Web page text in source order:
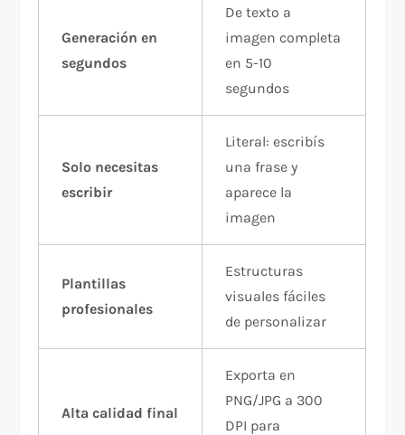
Generación en
segundos
De texto a
imagen completa
en 5-10
segundos
Solo necesitas
escribir
Literal: escribís
una frase y
aparece la
imagen
Plantillas
profesionales
Estructuras
visuales fáciles
de personalizar
Alta calidad final
Exporta en
PNG/JPG a 300
DPI para